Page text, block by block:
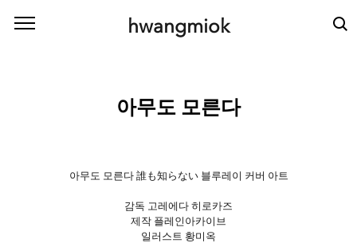
hwangmiok
아무도 모른다
아무도 모른다 誰も知らない 블루레이 커버 아트
감독 고레에다 히로카즈
제작 플레인아카이브
일러스트 황미옥